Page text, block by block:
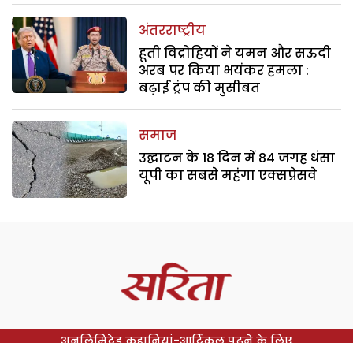
अंतरराष्ट्रीय
हूती विद्रोहियों ने यमन और सऊदी
अरब पर किया भयंकर हमला :
बढ़ाई ट्रंप की मुसीबत
समाज
उद्घाटन के 18 दिन में 84 जगह धंसा
यूपी का सबसे महंगा एक्सप्रेसवे